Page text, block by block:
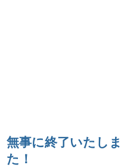
無事に終了いたし
た！